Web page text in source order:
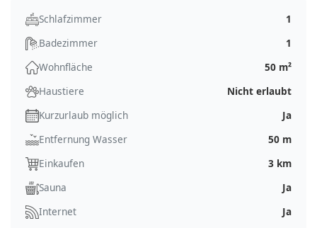
Schlafzimmer
1
Badezimmer
1
Wohnfläche
50 m²
Haustiere
Nicht erlaubt
Kurzurlaub möglich
Ja
Entfernung Wasser
50 m
Einkaufen
3 km
Sauna
Ja
Internet
Ja